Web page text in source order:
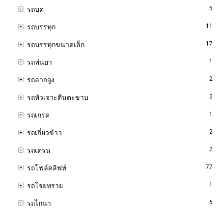
รถบด 5
รถบรรทุก 11
รถบรรทุกขนาดเล็ก 17
รถพ่นยา 1
รถลากจูง 2
รถหัวเจาะตีนตะขาบ 2
รถเกรด 1
รถเกี่ยวข้าว 2
รถเครน 2
รถโฟล์คลิฟท์ 77
รถโรยทราย 1
รถไถนา 6